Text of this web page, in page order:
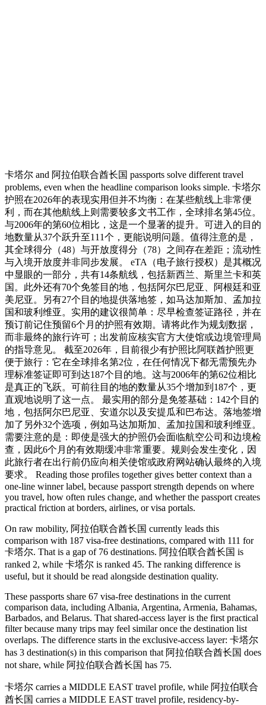
卡塔尔 and 阿拉伯联合酋长国 passports solve different travel
problems, even when the headline comparison looks simple. 卡塔尔
护照在2026年的表现实用但并不均衡：在某些航线上非常便
利，而在其他航线上则需要较多文书工作，全球排名第45位。
与2006年的第60位相比，这是一个显著的提升。可进入的目的
地数量从37个跃升至111个，更能说明问题。值得注意的是，
其全球得分（48）与开放度得分（78）之间存在差距；流动性
与入境开放度并非同步发展。 eTA（电子旅行授权）是其概况
中显眼的一部分，共有14条航线，包括新西兰、斯里兰卡和英
国。此外还有70个免签目的地，包括阿尔巴尼亚、阿根廷和亚
美尼亚。另有27个目的地提供落地签，如马达加斯加、孟加拉
国和玻利维亚。实用的建议很简单：尽早检查签证路径，并在
预订前记住预留6个月的护照有效期。请将此作为规划数据，
而非最终的旅行许可；出发前应核实官方大使馆或边境管理局
的指导意见。 截至2026年，目前很少有护照比阿联酋护照更
便于旅行：它在全球排名第2位，在任何情况下都无需预先办
理标准签证即可到达187个目的地。这与2006年的第62位相比
是真正的飞跃。可前往目的地的数量从35个增加到187个，更
直观地说明了这一点。 最实用的部分是免签基础：142个目的
地，包括阿尔巴尼亚、安道尔以及安提瓜和巴布达。落地签增
加了另外32个选项，例如马达加斯加、孟加拉国和玻利维亚。
需要注意的是：即使是强大的护照仍会面临航空公司和边境检
查，因此6个月的有效期缓冲非常重要。规则会发生变化，因
此旅行者在出行前仍应向相关使馆或政府网站确认最终的入境
要求。 Reading those profiles together gives better context than a
one-line winner label, because passport strength depends on where
you travel, how often rules change, and whether the passport creates
practical friction at borders, airlines, or visa portals.
On raw mobility, 阿拉伯联合酋长国 currently leads this
comparison with 187 visa-free destinations, compared with 111 for
卡塔尔. That is a gap of 76 destinations. 阿拉伯联合酋长国 is
ranked 2, while 卡塔尔 is ranked 45. The ranking difference is
useful, but it should be read alongside destination quality.
These passports share 67 visa-free destinations in the current
comparison data, including Albania, Argentina, Armenia, Bahamas,
Barbados, and Belarus. That shared-access layer is the first practical
filter because many trips may feel similar once the destination list
overlaps. The difference starts in the exclusive-access layer: 卡塔尔
has 3 destination(s) in this comparison that 阿拉伯联合酋长国 does
not share, while 阿拉伯联合酋长国 has 75.
卡塔尔 carries a MIDDLE EAST travel profile, while 阿拉伯联合
酋长国 carries a MIDDLE EAST travel profile, residency-by-